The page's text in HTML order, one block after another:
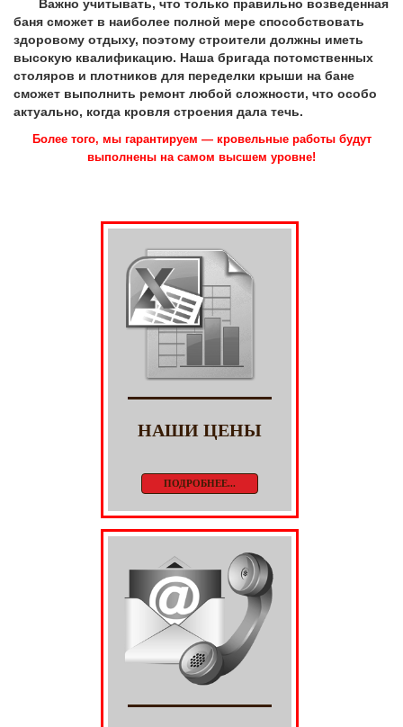
Важно учитывать, что только правильно возведенная
баня сможет в наиболее полной мере способствовать
здоровому отдыху, поэтому строители должны иметь
высокую квалификацию. Наша бригада потомственных
столяров и плотников для переделки крыши на бане
сможет выполнить ремонт любой сложности, что особо
актуально, когда кровля строения дала течь.
Более того, мы гарантируем — кровельные работы будут
выполнены на самом высшем уровне!
НАШИ ЦЕНЫ
ПОДРОБНЕЕ...